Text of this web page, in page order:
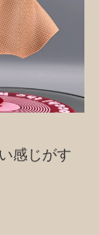
感じがす